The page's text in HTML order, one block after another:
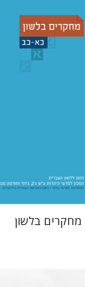
שמואל פסברג עברי י' בוניס
מחקרים בלשון